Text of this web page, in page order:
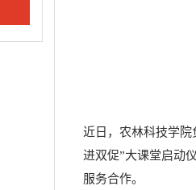
近日，农林科技学院
进双促”大课堂启动
服务合作。